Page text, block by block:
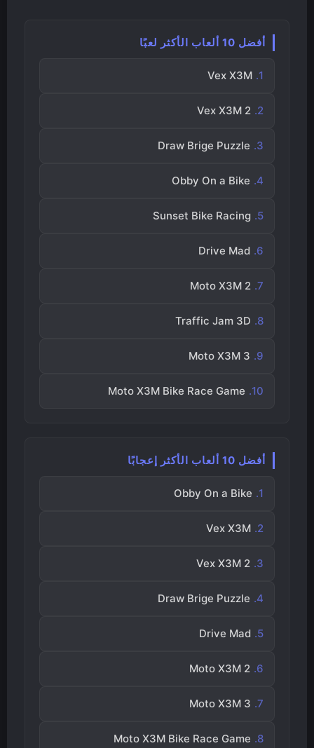
أفضل 10 ألعاب الأكثر لعبًا
Vex X3M
Vex X3M 2
Draw Brige Puzzle
Obby On a Bike
Sunset Bike Racing
Drive Mad
Moto X3M 2
Traffic Jam 3D
Moto X3M 3
Moto X3M Bike Race Game
أفضل 10 ألعاب الأكثر إعجابًا
Obby On a Bike
Vex X3M
Vex X3M 2
Draw Brige Puzzle
Drive Mad
Moto X3M 2
Moto X3M 3
Moto X3M Bike Race Game